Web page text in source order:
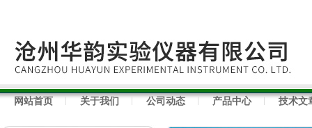
网站首页 关于我们 公司动态 产品中心 技术文